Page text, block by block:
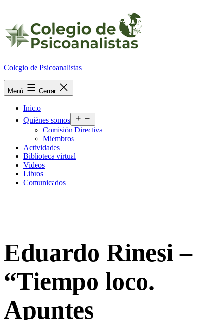
contenido
Colegio de Psicoanalistas
Menú Cerrar
Inicio
Quiénes somos
el
menú
Comisión Directiva
Miembros
Actividades
Biblioteca virtual
Videos
Libros
Comunicados
Eduardo Rinesi –
“Tiempo loco.
Apuntes